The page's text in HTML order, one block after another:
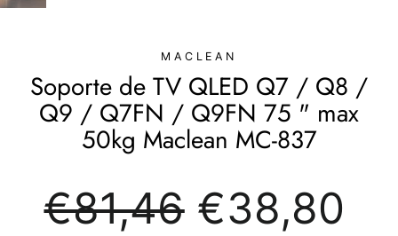
MACLEAN
Soporte de TV QLED Q7 / Q8 /
Q9 / Q7FN / Q9FN 75 " max
50kg Maclean MC-837
regular
€81,46
de
oferta
€38,80